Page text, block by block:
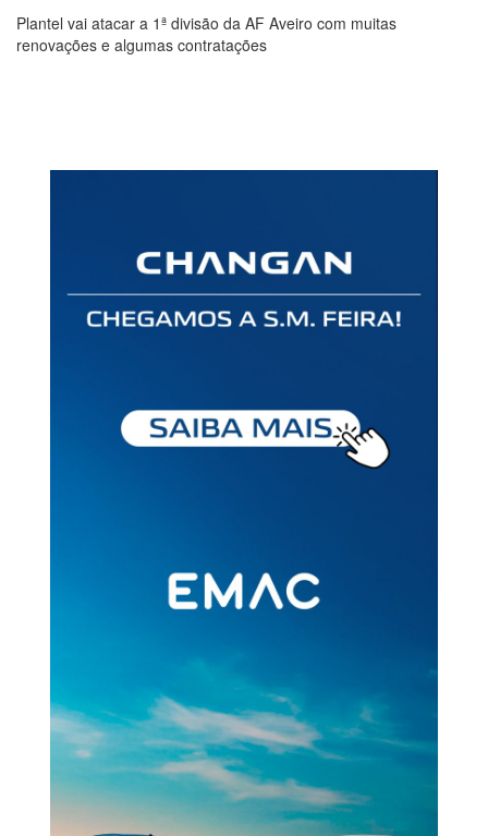
Plantel vai atacar a 1ª divisão da AF Aveiro com muitas
renovações e algumas contratações